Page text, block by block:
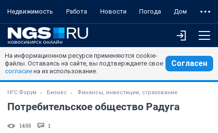
Недвижимость Работа Новости Погода Дом
На информационном ресурсе применяются cookie-
файлы. Оставаясь на сайте, вы подтверждаете свое
согласие на их использование.
Согласен
НГС.Форум Бизнес Финансы, инвестиции, страхование
Потребительское общество Радуга
1455 1